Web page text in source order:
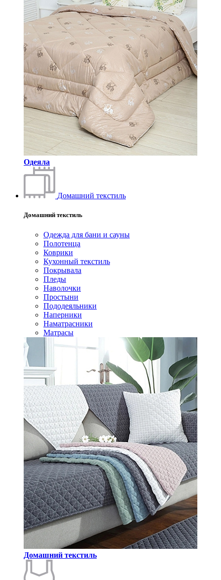
Одеяла
Домашний текстиль
Домашний текстиль
Одежда для бани и сауны
Полотенца
Коврики
Кухонный текстиль
Покрывала
Пледы
Наволочки
Простыни
Пододеяльники
Наперники
Наматрасники
Матрасы
Домашний текстиль